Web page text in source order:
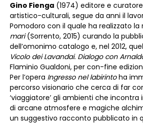
Gino Fienga (1974) editore e
artistico-culturali, segue da anni il
Pomodoro con il quale ha realizzato la
mari(Sorrento, 2015) curando la
dell’omonimo catalogo e, nel 2012,
Vicolo dei Lavandai. Dialogo con
Flaminio Gualdoni, per con-fine
Per l’opera Ingresso nel labirintoha
percorso visionario che cerca di far
‘viaggiatore’ gli ambienti che
di arcane atmosfere e magiche
un suggestivo racconto pubblicato in